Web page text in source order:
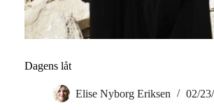
Dagens låt
Elise Nyborg Eriksen 02/